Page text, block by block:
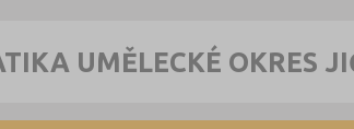
UMĚLECKÉ OKRES